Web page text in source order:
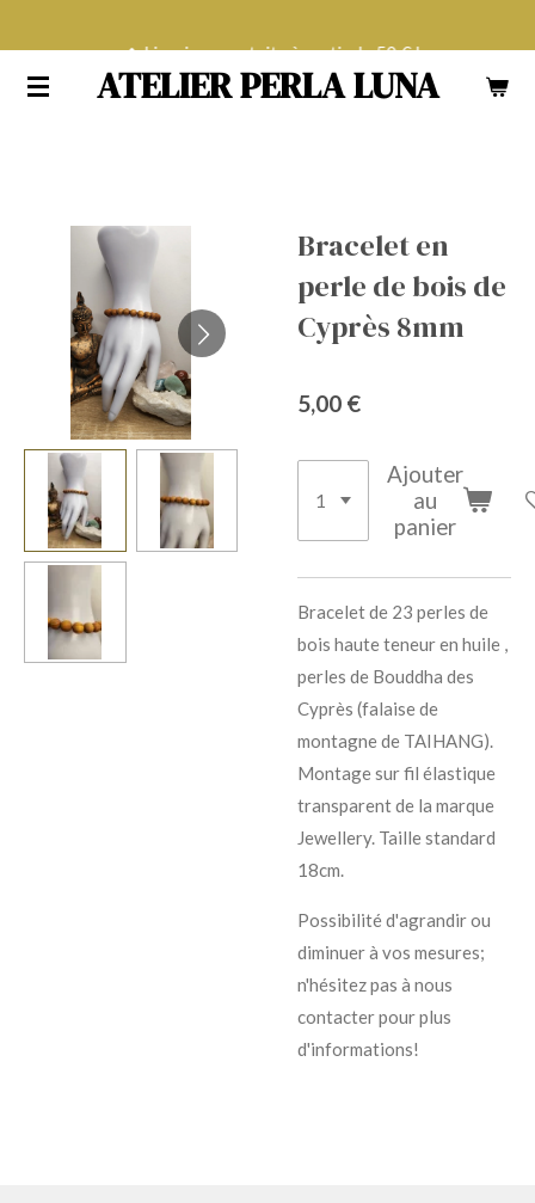
contenu
ATELIER PERLA LUNA
Livraison gratuite à partir de 50 € !
Bracelet en
perle de bois de
Cyprès 8mm
5,00 €
Ajouter
au
panier
Bracelet de 23 perles de
bois haute teneur en huile ,
perles de Bouddha des
Cyprès (falaise de
montagne de TAIHANG).
Montage sur fil élastique
transparent de la marque
Jewellery. Taille standard
18cm.
Possibilité d'agrandir ou
diminuer à vos mesures;
n'hésitez pas à nous
contacter pour plus
d'informations!